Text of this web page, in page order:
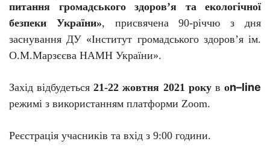
питання громадського здоров’я та екологічної
безпеки України», присвячена 90-річчю з дня
заснування ДУ «Інститут громадського здоров’я ім.
О.М.Марзєєва НАМН України».
Захід відбудеться21-22 жовтня 2021 року вon–line
режимі з використанням платформи Zoom.
Реєстрація учасників та вхід з 9:00 години.